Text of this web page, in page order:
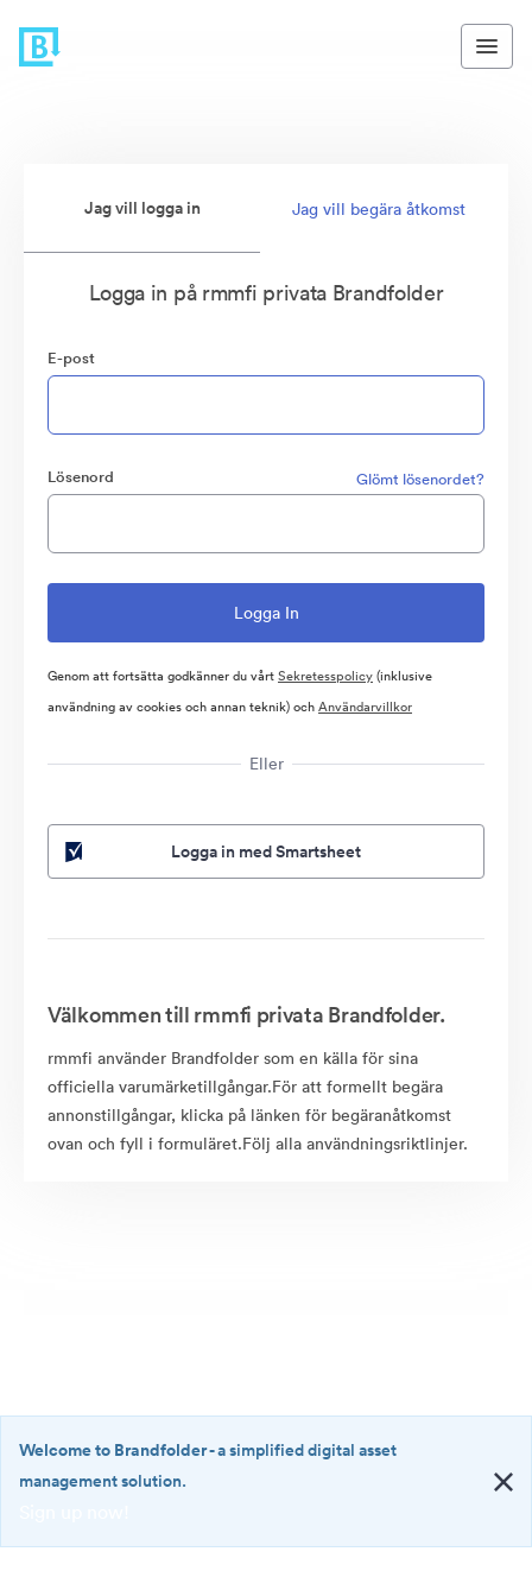
Jag vill logga in Jag vill begära åtkomst
Logga in på rmmfi privata Brandfolder
E-post
Lösenord Glömt lösenordet?
Genom att fortsätta godkänner du vårtSekretesspolicy(inklusive
användning av cookies och annan teknik) ochAnvändarvillkor
Eller
Logga in med Smartsheet
Välkommen till rmmfi privata Brandfolder.
rmmfi använder Brandfolder som en källa för sina
officiella varumärketillgångar.För att formellt begära
annonstillgångar, klicka på länken för begäranåtkomst
ovan och fyll i formuläret.Följ alla användningsriktlinjer.
·
Welcome to Brandfolder- a simplified digital asset
management solution.